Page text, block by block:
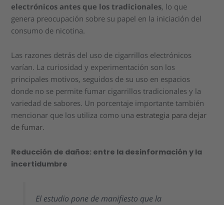
electrónicos antes que los tradicionales, lo que
genera preocupación sobre su papel en la iniciación del
consumo de nicotina.
Las razones detrás del uso de cigarrillos electrónicos
varían. La curiosidad y experimentación son los
principales motivos, seguidos de su uso en espacios
donde no se permite fumar cigarrillos tradicionales y la
variedad de sabores. Un porcentaje importante también
mencionar que los utiliza como una estrategia para dejar
de fumar.
Reducción de daños: entre la desinformación y la
incertidumbre
El estudio pone de manifiesto que la